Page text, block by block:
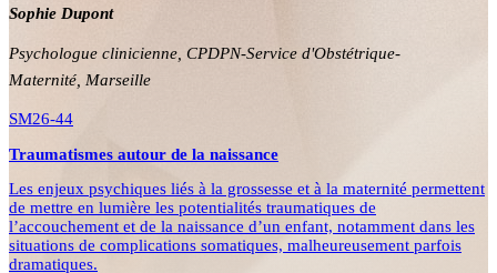
Sophie Dupont
Psychologue clinicienne, CPDPN-Service d'Obstétrique-
Maternité, Marseille
SM26-44
Traumatismes autour de la naissance
Les enjeux psychiques liés à la grossesse et à la maternité permettent
de mettre en lumière les potentialités traumatiques de
l’accouchement et de la naissance d’un enfant, notamment dans les
situations de complications somatiques, malheureusement parfois
dramatiques.